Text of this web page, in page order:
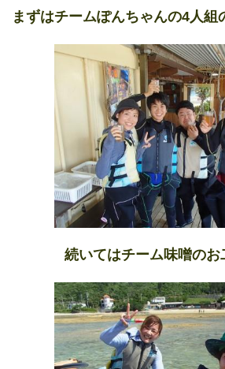
まずはチームぽんちゃんの4人
続いてはチーム味噌の